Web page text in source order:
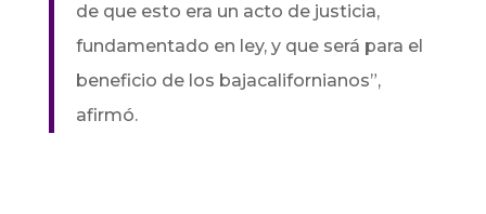
de que esto era un acto de justicia,
fundamentado en ley, y que será para el
beneficio de los bajacalifornianos”,
afirmó.